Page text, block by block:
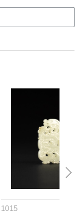
1015